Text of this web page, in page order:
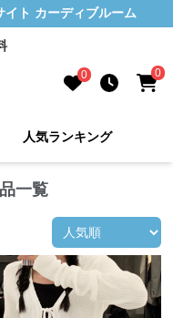
イト カーディブルーム
0 0
人気ランキング
一覧